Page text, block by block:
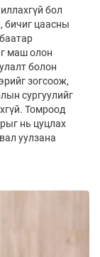
бол
бичиг цаасны
маш олон
болон
зогсоож,
сургуулийг
Томроод
нь цуцлах
уулзана